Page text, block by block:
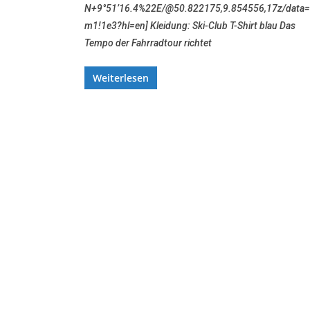
N+9°51’16.4%22E/@50.822175,9.854556,17z/
m1!1e3?hl=en] Kleidung: Ski-Club T-Shirt blau Das
Tempo der Fahrradtour richtet
Weiterlesen